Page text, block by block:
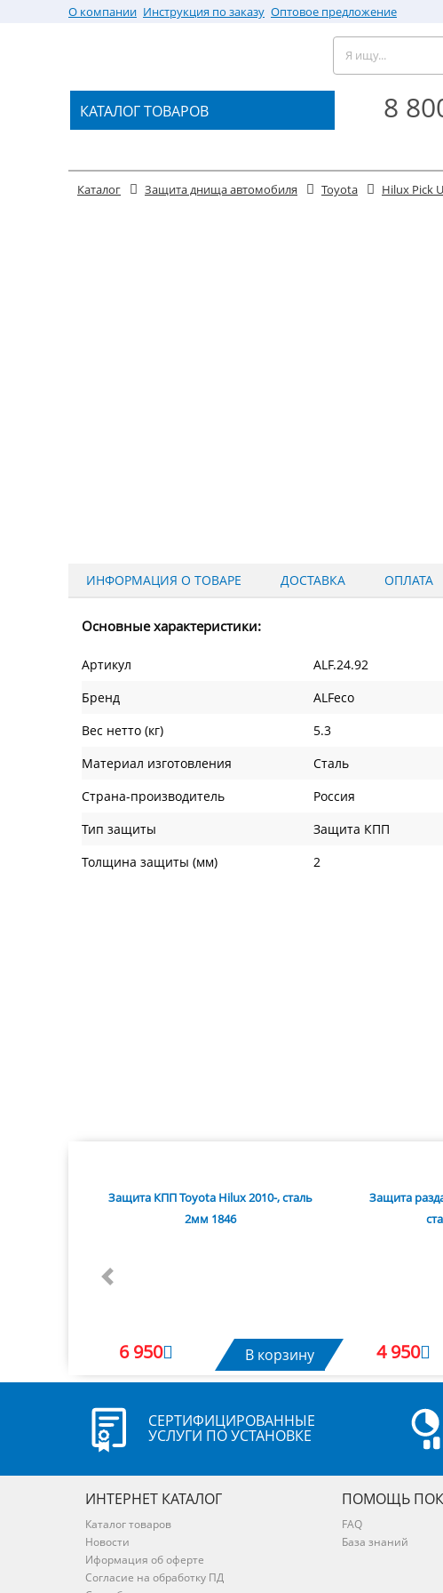
О компании Инструкция по заказу Оптовое предложение
КАТАЛОГ ТОВАРОВ 8
Каталог Защита днища автомобиля Toyota Hilux Pick
ИНФОРМАЦИЯ О ТОВАРЕ ДОСТАВКА ОПЛАТА
Основные характеристики:
Артикул
ALF.24.92
Бренд
ALFeco
Вес нетто (кг)
5.3
Материал изготовления
Сталь
Страна-производитель
Россия
Тип защиты
Защита КПП
Толщина защиты (мм)
2
Защита КПП Toyota Hilux 2010-, сталь
2мм 1846
6 950 В корзину
Защита
4 950
Previous
СЕРТИФИЦИРОВАННЫЕ
УСЛУГИ ПО УСТАНОВКЕ
ИНТЕРНЕТ КАТАЛОГ
Каталог товаров
Новости
Иформация об оферте
Согласие на обработку ПД
ПОМОЩЬ
FAQ
База знаний